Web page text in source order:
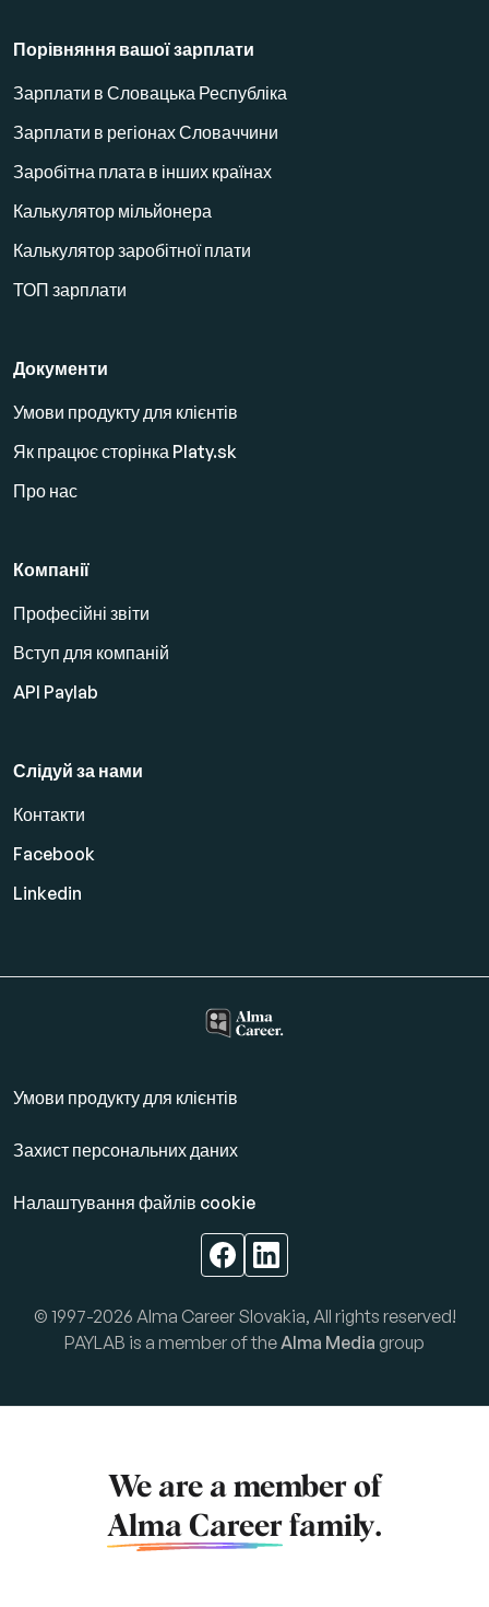
Порівняння вашої зарплати
Зарплати в Словацька Республіка
Зарплати в регіонах Словаччини
Заробітна плата в інших країнах
Калькулятор мільйонера
Калькулятор заробітної плати
ТОП зарплати
Документи
Умови продукту для клієнтів
Як працює сторінка Platy.sk
Про нас
Компанії
Професійні звіти
Вступ для компаній
API Paylab
Слідуй за нами
Контакти
Facebook
Linkedin
Умови продукту для клієнтів
Захист персональних даних
Налаштування файлів cookie
© 1997-2026 Alma Career Slovakia, All rights reserved!
PAYLAB is a member of theAlma Media group
We are a member of
Alma Career family.